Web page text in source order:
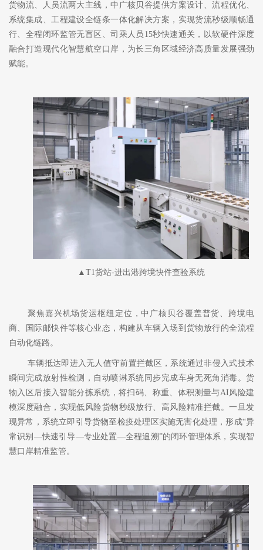
货物流、人员流两大主线，中广核贝谷提供方案设计、流程优化、
系统集成、工程建设全链条一体化解决方案，实现货流秒级顺畅通
行、全程闭环监管无盲区、司乘人员15秒快速通关，以软硬件深度
融合打造现代化智慧航空口岸，为长三角区域经济高质量发展强劲
赋能。
▲T1货站-进出港跨境快件查验系统
聚焦嘉兴机场货运枢纽定位，中广核贝谷覆盖普货、跨境电
商、国际邮快件等核心业态，构建从车辆入场到货物放行的全流程
自动化链路。
车辆抵达即进入无人值守前置拦截区，系统通过非侵入式技术
瞬间完成放射性检测，自动喷淋系统同步完成车身无死角消毒。货
物入区后接入智能分拣系统，将扫码、称重、体积测量与AI风险建
模深度融合，实现低风险货物秒级放行、高风险精准拦截。一旦发
现异常，系统立即引导货物至检疫处理区实施无害化处理，形成“异
常识别—快速引导—专业处置—全程追溯”的闭环管理体系，实现智
慧口岸精准监管。